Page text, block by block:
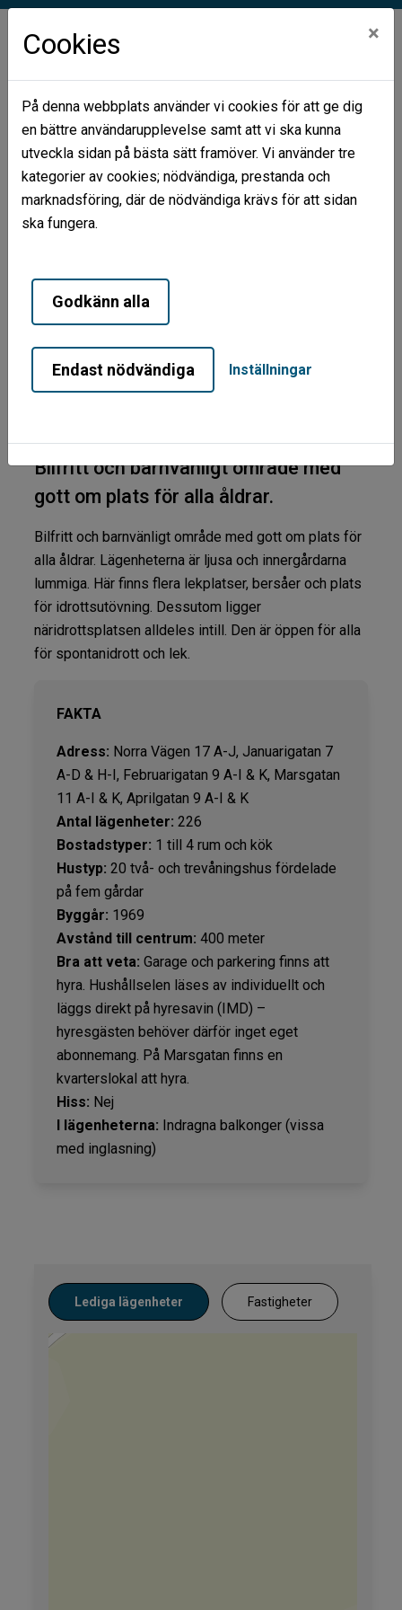
Våra områden
Skattegården
Bilfritt och barnvänligt område med
gott om plats för alla åldrar.
Bilfritt och barnvänligt område med gott om plats för
alla åldrar. Lägenheterna är ljusa och innergårdarna
lummiga. Här finns flera lekplatser, bersåer och plats
för idrottsutövning. Dessutom ligger
näridrottsplatsen alldeles intill. Den är öppen för alla
för spontanidrott och lek.
FAKTA
Adress: Norra Vägen 17 A-J, Januarigatan 7
A-D & H-I, Februarigatan 9 A-I & K, Marsgatan
11 A-I & K, Aprilgatan 9 A-I & K
Antal lägenheter: 226
Bostadstyper: 1 till 4 rum och kök
Hustyp: 20 två- och trevåningshus fördelade
på fem gårdar
Byggår: 1969
Avstånd till centrum: 400 meter
Bra att veta: Garage och parkering finns att
hyra. Hushållselen läses av individuellt och
läggs direkt på hyresavin (IMD) –
hyresgästen behöver därför inget eget
abonnemang. På Marsgatan finns en
kvarterslokal att hyra.
Hiss: Nej
I lägenheterna: Indragna balkonger (vissa
med inglasning)
Lediga lägenheter Fastigheter
Cookies ×
På denna webbplats använder vi cookies för att ge dig
en bättre användarupplevelse samt att vi ska kunna
utveckla sidan på bästa sätt framöver. Vi använder tre
kategorier av cookies; nödvändiga, prestanda och
marknadsföring, där de nödvändiga krävs för att sidan
ska fungera.
Godkänn alla
Endast nödvändiga Inställningar